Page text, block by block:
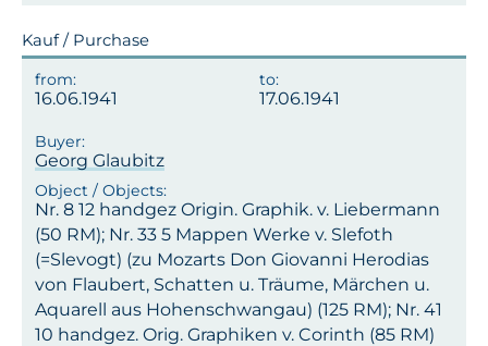
Kauf / Purchase
16.06.1941 17.06.1941
Georg Glaubitz
Nr. 8 12 handgez Origin. Graphik. v. Liebermann
(50 RM); Nr. 33 5 Mappen Werke v. Slefoth
(=Slevogt) (zu Mozarts Don Giovanni Herodias
von Flaubert, Schatten u. Träume, Märchen u.
Aquarell aus Hohenschwangau) (125 RM); Nr. 41
10 handgez. Orig. Graphiken v. Corinth (85 RM)